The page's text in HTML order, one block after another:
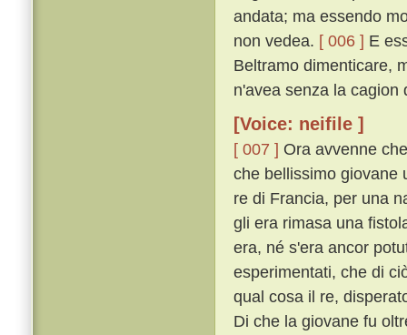
andata; ma essendo
non vedea. [ 006 ] E
Beltramo dimenticare,
n'avea senza la cagion
[Voice: neifile ]
[ 007 ] Ora avvenne
che bellissimo giovane
re di Francia, per una
gli era rimasa una
era, né s'era ancor
esperimentati, che di
qual cosa il re,
Di che la giovane fu